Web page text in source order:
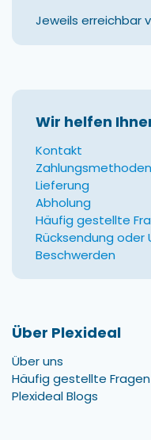
Jeweils erreichbar
Wir helfen
Kontakt
Zahlungsmethoden
Lieferung
Abholung
Häufig gestellte
Rücksendung oder
Beschwerden
Über Plexideal
Über uns
Häufig gestellte Fragen
Plexideal Blogs